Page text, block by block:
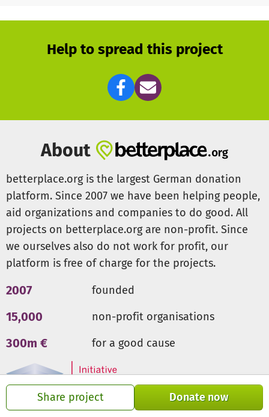
Share project Donate now
Kinder orientiert, bearbeitet. Unsere Kindertrauergruppe
ist ein weiteres Angebot, welches sich an trauernde
Kinder im Alter von 6-12 Jahren und Jugendliche im Alter
von 13-18 Jahren richten, die einen nahen Angehörigen wie
Mutter, Vater, Geschwisterkind oder einen anderen lieben
Das Jahr 2024war ein sehr aufregendes Jahr. Nach langer
Suche haben wir endlich eine Immobilie gefunden.
Einige wichtige Umbaumaßnahmen zur Barrierefreiheit,
wie das Bad und der Treppenlift, konnten bereits
durchgeführt werden.
Die Immobilie besitzt bereits einen Pool und einen
Garten, den wir gemeinsam mit den Familien nutzen
möchten. Aktuell ist die Gegenstromanlage defekt, die wir
für die Schwimmkurse zur Vorbereitung auf die
Seepferdchenprüfung benötigen.
freuen wir uns, seit August 2024 eine Dolmetscherin in
Familien unter anderem dabei, die bürokratischen Hürden
zu nehmen und ihnen bei Arztbesuchen Sicherheit in der
Kommunikation zu geben. Leider erhalten wir für sie keine
Förderung und sind somit auf Spendengelder
angewiesen.
Help to spread this project
About
betterplace.org is the largest German donation
platform. Since 2007 we have been helping people,
aid organizations and companies to do good. All
projects on betterplace.org are non-profit. Since
we ourselves also do not work for profit, our
platform is free of charge for the projects.
2007 founded
15,000 non-profit organisations
300m € for a good cause